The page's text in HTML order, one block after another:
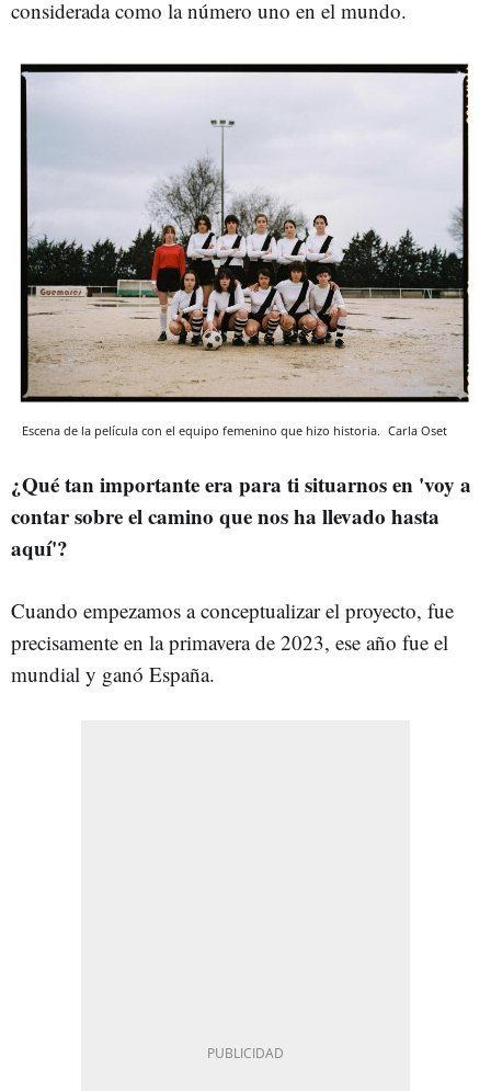
considerada como la número uno en el mundo.
Escena de la película con el equipo femenino que hizo historia. Carla Oset
¿Qué tan importante era para ti situarnos en 'voy a
contar sobre el camino que nos ha llevado hasta
aquí'?
Cuando empezamos a conceptualizar el proyecto, fue
precisamente en la primavera de 2023, ese año fue el
mundial y ganó España.